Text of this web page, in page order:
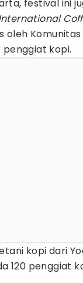
festival ini
oleh Komunitas
kopi.
kopi dari
120 penggiat